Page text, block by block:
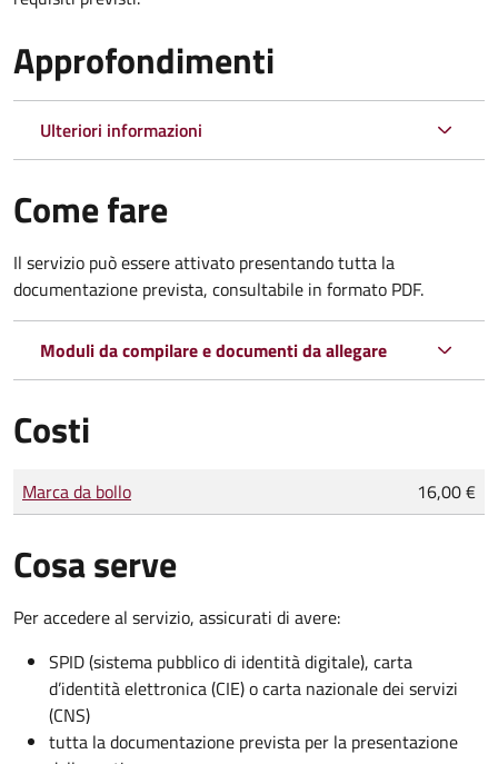
Approfondimenti
Ulteriori informazioni
Come fare
Il servizio può essere attivato presentando tutta la
documentazione prevista, consultabile in formato PDF.
Moduli da compilare e documenti da allegare
Costi
Tipo di pagamento
Importo
Marca da bollo 16,00 €
Cosa serve
Per accedere al servizio, assicurati di avere:
SPID (sistema pubblico di identità digitale), carta
d’identità elettronica (CIE) o carta nazionale dei servizi
(CNS)
tutta la documentazione prevista per la presentazione